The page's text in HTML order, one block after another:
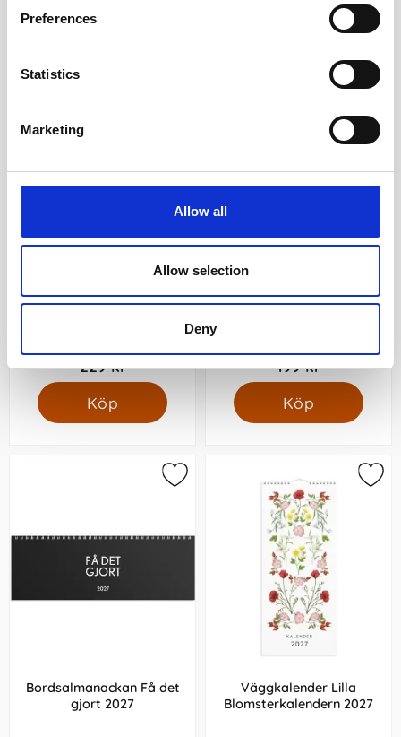
Preferences
Statistics
Marketing
Allow all
Allow selection
Deny
Köp
Veckokalendern svart skinn
229 kr
Köp
VIP-kalendern 2027
199 kr
Köp
Bordsalmanackan Få det
gjort 2027
Väggkalender Lilla
Blomsterkalendern 2027